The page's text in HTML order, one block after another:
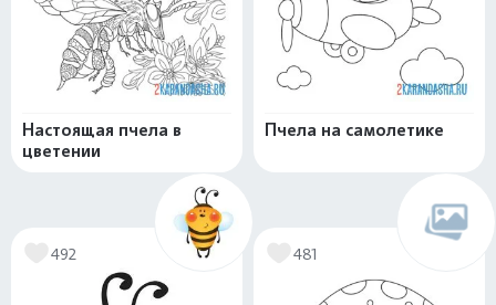
Настоящая пчела в
цветении
Пчела на самолетике
492 481